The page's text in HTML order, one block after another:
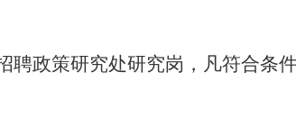
聘政策研究处研究岗，凡符合条